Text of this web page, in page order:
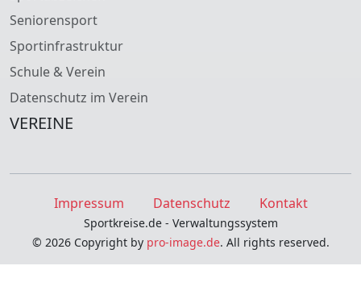
Seniorensport
Sportinfrastruktur
Schule & Verein
Datenschutz im Verein
VEREINE
Impressum Datenschutz Kontakt
Sportkreise.de - Verwaltungssystem
© 2026 Copyright by pro-image.de. All rights reserved.